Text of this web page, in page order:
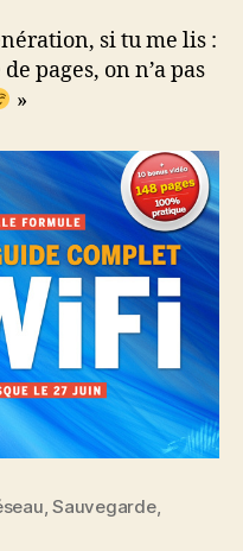
si tu me lis :
pages, on n’a pas
»
,Sauvegarde,